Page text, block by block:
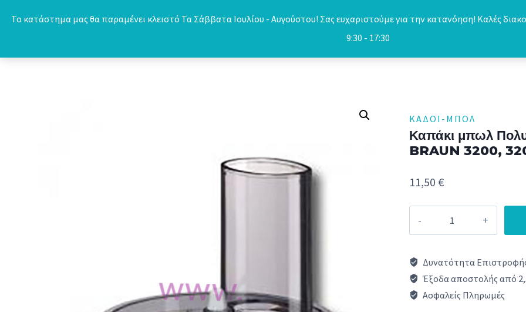
Το κατάστημα μας θα παραμένει κλειστό Τα Σάββατα Ιουλίου - Αυγούστου! Σας ευχαριστούμε για την κατανόηση! Καλές
9:30 - 17:30
ΚΆΔΟΙ-ΜΠΟΛ
Καπάκι μπωλ
BRAUN 3200,
11,50€
μπωλ
(για
την
Δυνατότητα
Έξοδα αποστολής από
Ασφαλείς Πληρωμές